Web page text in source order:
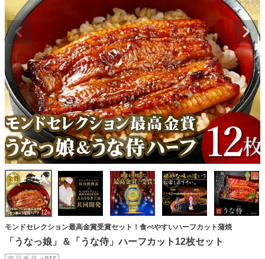
モンドセレクション最高金賞受賞セット！食べやすいハーフカット蒲焼
「うなっ娘」＆「うな侍」ハーフカット12枚セット